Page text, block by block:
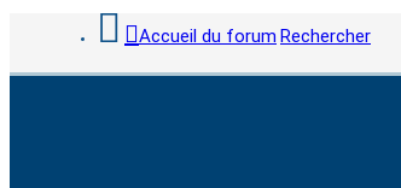
Accueil du forum Rechercher